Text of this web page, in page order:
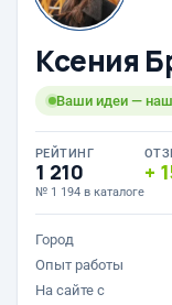
Ксения
Ваши идеи —
РЕЙТИНГ
1 210
№ 1 194 в каталоге
Город
Опыт работы
На сайте с